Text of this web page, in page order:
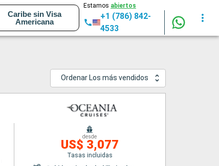
Caribe sin Visa
Americana
Estamos abiertos
+1 (786) 842-
4533
Ordenar Los más vendidos
desde
US$ 3,077
Tasas incluidas